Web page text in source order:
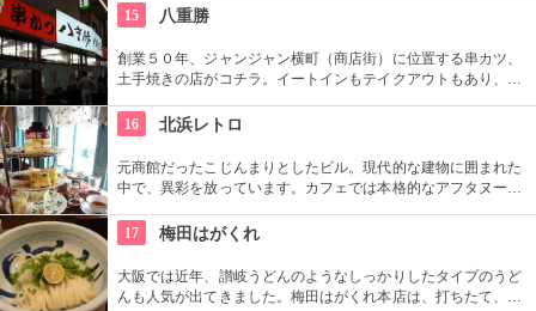
らえる。「mina perhonen」は独創的なアイテムが揃ってい
る。
15 八重勝
創業５０年、ジャンジャン横町（商店街）に位置する串カツ、
土手焼きの店がコチラ。イートインもテイクアウトもあり、串
た串カツはふわっ、さくっとした歯ごたえに、特製ソースが絡
んでたまらないお味に。牛スジを白みそで煮込んだ土手焼きも
Good！
16 北浜レトロ
元商館だったこじんまりとしたビル。現代的な建物に囲まれた
中で、異彩を放っています。カフェでは本格的なアフタヌーン
ンはテイクアウトする人も続出。雰囲気と味両方で支持されて
います。
17 梅田はがくれ
大阪では近年、讃岐うどんのようなしっかりしたタイプのうど
んも人気が出てきました。梅田はがくれ本店は、打ちたて、茹